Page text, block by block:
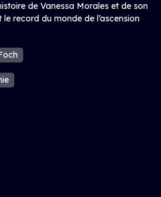
de Vanessa Morales et de son
record du monde de l’ascension